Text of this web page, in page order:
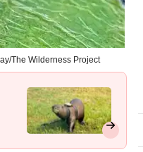
The Wilderness Project